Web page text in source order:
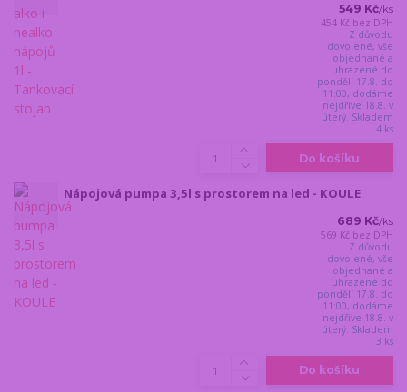
549 Kč/ks
454 Kč bez DPH
Z důvodu
dovolené, vše
objednané a
uhrazené do
pondělí 17.8. do
11:00, dodáme
nejdříve 18.8. v
úterý. Skladem
4 ks
Do košíku
Nápojová pumpa 3,5l s prostorem na led - KOULE
689 Kč/ks
569 Kč bez DPH
Z důvodu
dovolené, vše
objednané a
uhrazené do
pondělí 17.8. do
11:00, dodáme
nejdříve 18.8. v
úterý. Skladem
3 ks
Do košíku